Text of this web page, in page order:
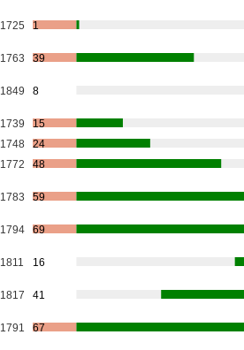
1725 1
1763 39
1849 8
1739
15
1748
24
1772 48
1783 59
1794 69
1811 16
1817 41
1791 67